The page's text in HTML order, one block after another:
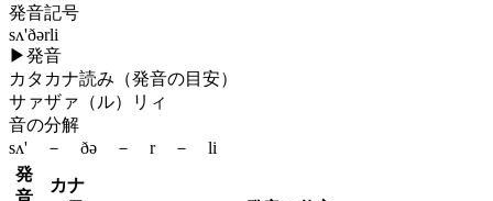
発音記号
sʌ'ðərli
▶発音
カタカナ読み（発音の目安）
サァザァ（ル）リィ
音の分解
sʌ' － ðə － r － li
発
音
カナ